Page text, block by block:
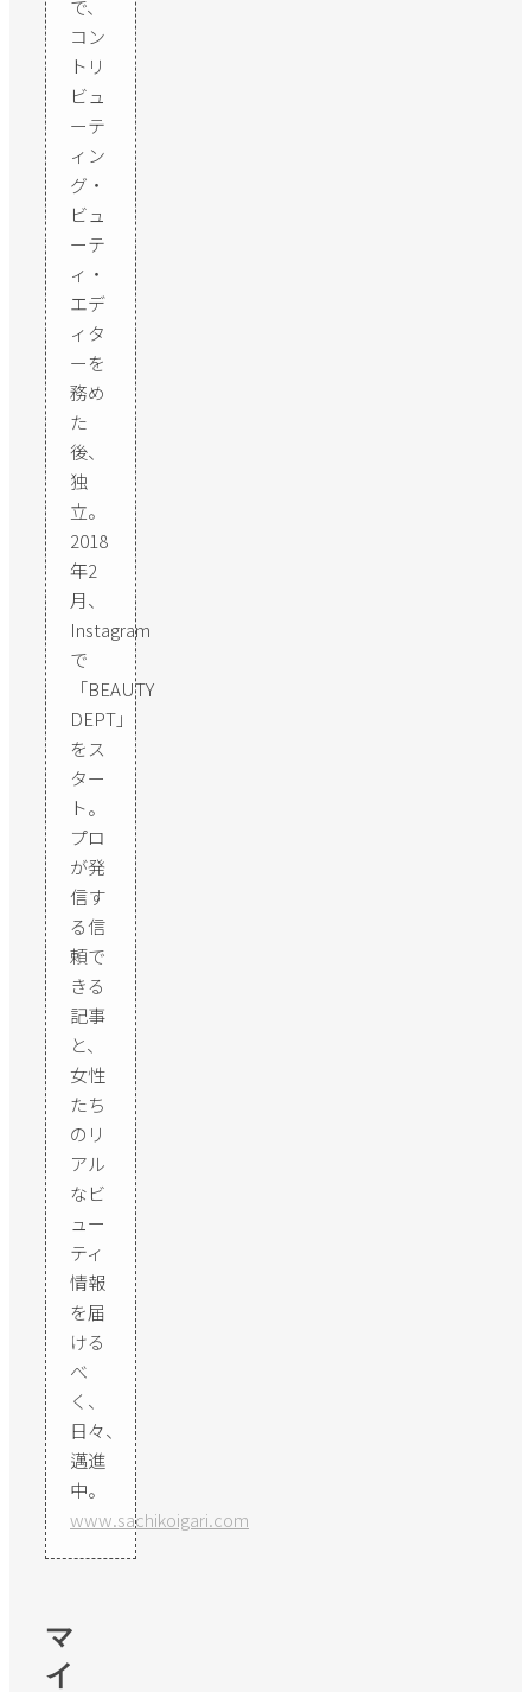
で、
コン
トリ
ビュ
ーテ
ィン
グ・
ビュ
ーテ
ィ・
エデ
ィタ
ーを
務め
た
後、
独
立。
2018
年2
月、
Instagram
で
「BEAUTY
DEPT」
をス
ター
ト。
プロ
が発
信す
る信
頼で
きる
記事
と、
女性
たち
のリ
アル
なビ
ュー
ティ
情報
を届
ける
べ
く、
日々、
邁進
中。
www.sachikoigari.com
マ
イ